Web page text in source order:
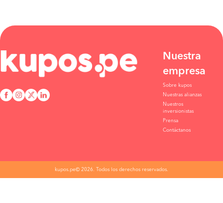
Nuestra
empresa
Sobre kupos
Nuestras alianzas
Nuestros
inversionistas
Prensa
Contáctanos
kupos.pe© 2026. Todos los derechos reservados.